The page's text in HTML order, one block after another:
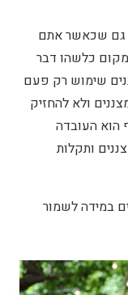
גם שכאשר אתם
כלשהו דבר
שימוש רק פעם
ולא להחזיק
הוא העובדה
ותקלות
במידה לשמור